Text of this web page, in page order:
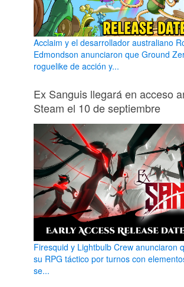
Acclaim y el desarrollador australiano
Edmondson anunciaron que Ground
roguelike de acción y...
Ex Sanguis llegará en acceso
Steam el 10 de septiembre
Firesquid y Lightbulb Crew anunciaron
su RPG táctico por turnos con
se...